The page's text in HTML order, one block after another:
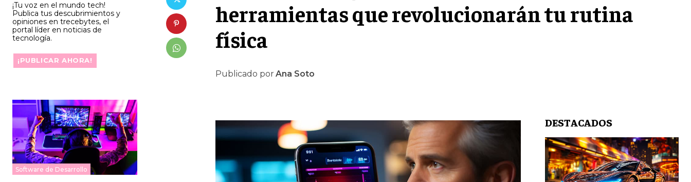
¡Tu voz en el mundo tech!
Publica tus descubrimientos y
opiniones en trecebytes, el
portal líder en noticias de
tecnología.
¡PUBLICAR AHORA!
Software de Desarrollo
herramientas que revolucionarán tu rutina
física
Publicado por Ana Soto
DESTACADOS